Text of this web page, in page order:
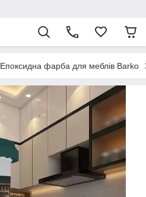
Епоксидна фарба для меблів Barko